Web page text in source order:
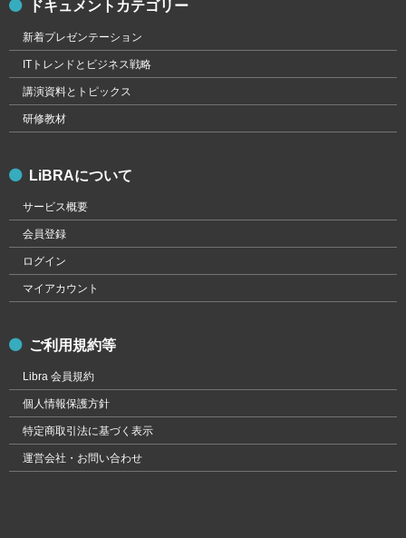
ドキュメントカテゴリー
新着プレゼンテーション
ITトレンドとビジネス戦略
講演資料とトピックス
研修教材
LiBRAについて
サービス概要
会員登録
ログイン
マイアカウント
ご利用規約等
Libra 会員規約
個人情報保護方針
特定商取引法に基づく表示
運営会社・お問い合わせ